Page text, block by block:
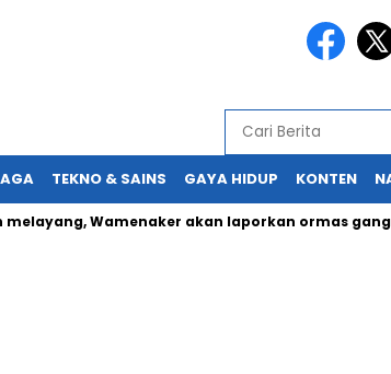
TEKNO & SAINS GAYA HIDUP KONTEN
Wamenaker akan laporkan ormas ganggu